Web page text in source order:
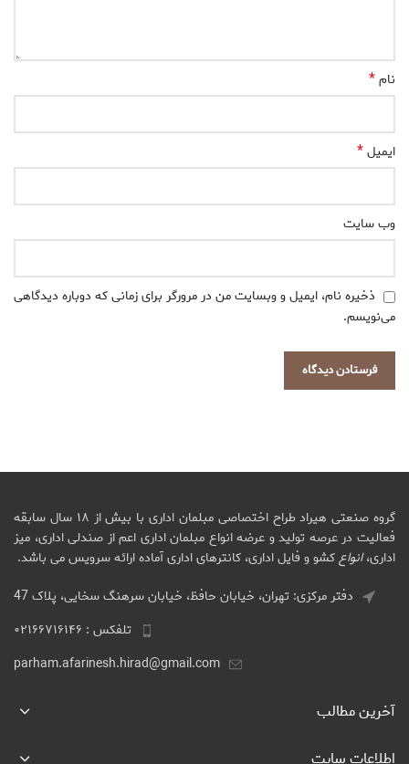
نام*
ایمیل*
وب‌ سایت
ذخیره نام، ایمیل و وبسایت من در مرورگر برای زمانی که دوباره دیدگاهی
می‌نویسم.
گروه صنعتی هیراد طراح اختصاصی مبلمان اداری با بیش از ۱۸ سال سابقه
فعالیت در عرصه تولید و عرضه انواع مبلمان اداری اعم از صندلی اداری، میز
اداری،انواعکشو و فایل اداری، کانترهای اداری آماده ارائه سرویس می باشد.
دفتر مرکزی: تهران، خیابان حافظ، خیابان سرهنگ سخایی، پلاک 47
تلفکس : ۰۲۱۶۶۷۱۶۱۴۶
parham.afarinesh.hirad@gmail.com
آخرین مطالب
اطلاعات سایت